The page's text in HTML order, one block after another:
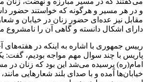
و در هر مسیر و هرگونه که خواستند حضور
مقابل نیز عده‌ای حضور زنان در خیابان و
دارای اشکال دانسته و گاهی آن را نامشروع
رییس‌ جمهوری با اشاره به اینکه در هفته‌های
پاریس با چند سوال مهم مواجه بودیم، گفت:
امام(ره) پرسیده می‌شد این بود که زنان در
خیابان‌ها آمده و با صدای بلند شعارهایی